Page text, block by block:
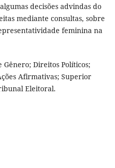
decisões advindas do
mediante consultas, sobre
feminina na
Direitos Políticos;
Afirmativas; Superior
Eleitoral.